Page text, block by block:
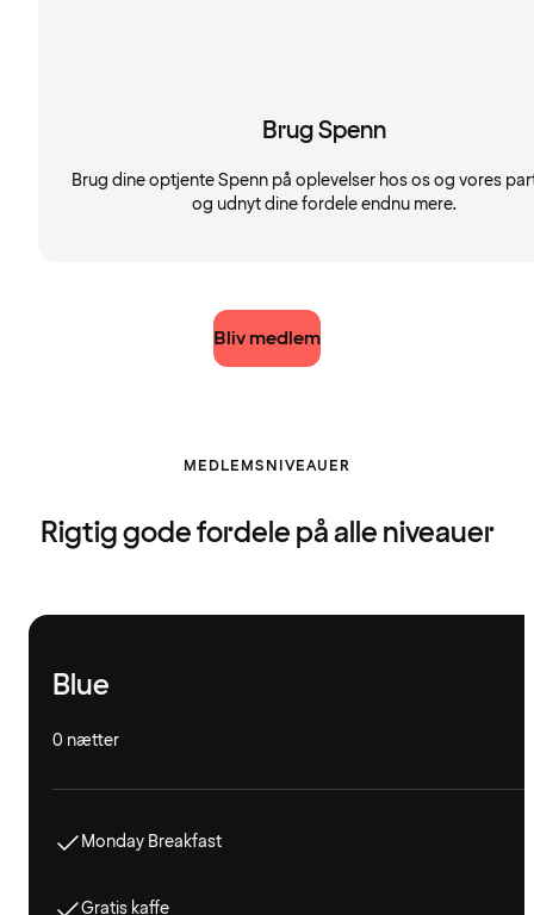
Brug Spenn
Brug dine optjente Spenn på oplevelser hos os og vores
og udnyt dine fordele endnu mere.
Bliv medlem
MEDLEMSNIVEAUER
Rigtig gode fordele på alle niveauer
Blue
0 nætter
Monday Breakfast
Gratis kaffe